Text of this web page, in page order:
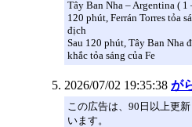
Tây Ban Nha – Argentina (
120 phút, Ferrán Torres tỏa
địch
Sau 120 phút, Tây Ban Nha
khắc tỏa sáng của Fe
2026/07/02 19:35:38 が
この広告は、90日以上更
います。